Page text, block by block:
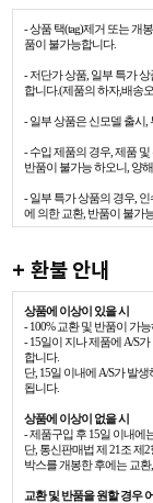
- 상품 택(tag)제거 또는 개
품이 불가능합니다.
- 저단가 상품, 일부 특가
합니다.(제품의 하자,배송
- 일부 상품은 신모델 출시,
- 수입 제품의 경우, 제품
반품이 불가능 하오니, 양
- 일부 특가 상품의 경우,
에 의한 교환, 반품이 불가
+ 환불 안내
상품에 이상이 있을 시
- 100% 교환 및 반품이 가
- 15일이 지나 제품에 A/S
합니다.
단, 15일 이내에 A/S가 발
됩니다.
상품에 이상이 없을 시
- 제품구입 후 15일 이내에
단, 통신판매법 제 21조 제
박스를 개봉한 후에는 교
교환 및 반품을 원할 경우